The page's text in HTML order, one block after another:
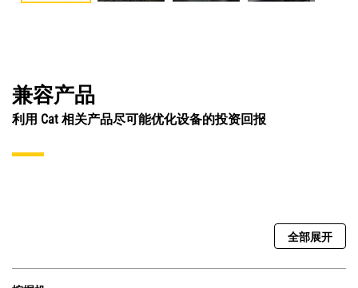
兼容产品
利用 Cat 相关产品尽可能优化设备的投资回报
全部展开